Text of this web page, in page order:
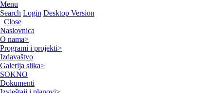
Menu
Search Login Desktop Version
Close
Naslovnica
O nama>
Programi i projekti>
Izdavaštvo
Galerija slika>
SOKNO
Dokumenti